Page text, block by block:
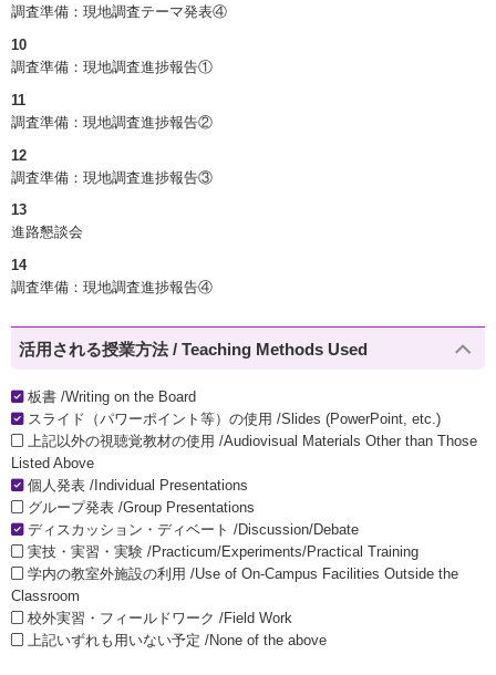
調査準備：現地調査テーマ発表④
10
調査準備：現地調査進捗報告①
11
調査準備：現地調査進捗報告②
12
調査準備：現地調査進捗報告③
13
進路懇談会
14
調査準備：現地調査進捗報告④
活用される授業方法 / Teaching Methods Used
板書 /Writing on the Board
スライド（パワーポイント等）の使用 /Slides (PowerPoint, etc.)
上記以外の視聴覚教材の使用 /Audiovisual Materials Other than Those
Listed Above
個人発表 /Individual Presentations
グループ発表 /Group Presentations
ディスカッション・ディベート /Discussion/Debate
実技・実習・実験 /Practicum/Experiments/Practical Training
学内の教室外施設の利用 /Use of On-Campus Facilities Outside the
Classroom
校外実習・フィールドワーク /Field Work
上記いずれも用いない予定 /None of the above